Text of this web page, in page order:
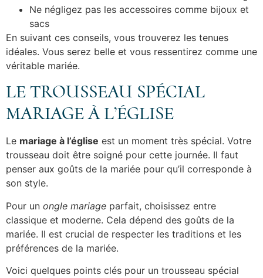
Ne négligez pas les accessoires comme bijoux et
sacs
En suivant ces conseils, vous trouverez les tenues
idéales. Vous serez belle et vous ressentirez comme une
véritable mariée.
LE TROUSSEAU SPÉCIAL
MARIAGE À L’ÉGLISE
Le mariage à l’église est un moment très spécial. Votre
trousseau doit être soigné pour cette journée. Il faut
penser aux goûts de la mariée pour qu’il corresponde à
son style.
Pour un ongle mariage parfait, choisissez entre
classique et moderne. Cela dépend des goûts de la
mariée. Il est crucial de respecter les traditions et les
préférences de la mariée.
Voici quelques points clés pour un trousseau spécial